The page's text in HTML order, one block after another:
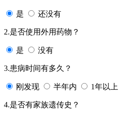
是 还没有
2.是否使用外用药物？
是 没有
3.患病时间有多久？
刚发现 半年内 1年以上
4.是否有家族遗传史？